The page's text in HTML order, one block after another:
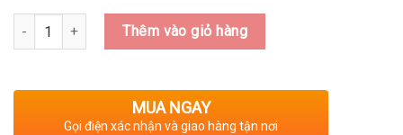
Số lượng Thêm vào giỏ hàng
MUA NGAY
Gọi điện xác nhận và giao hàng tận nơi